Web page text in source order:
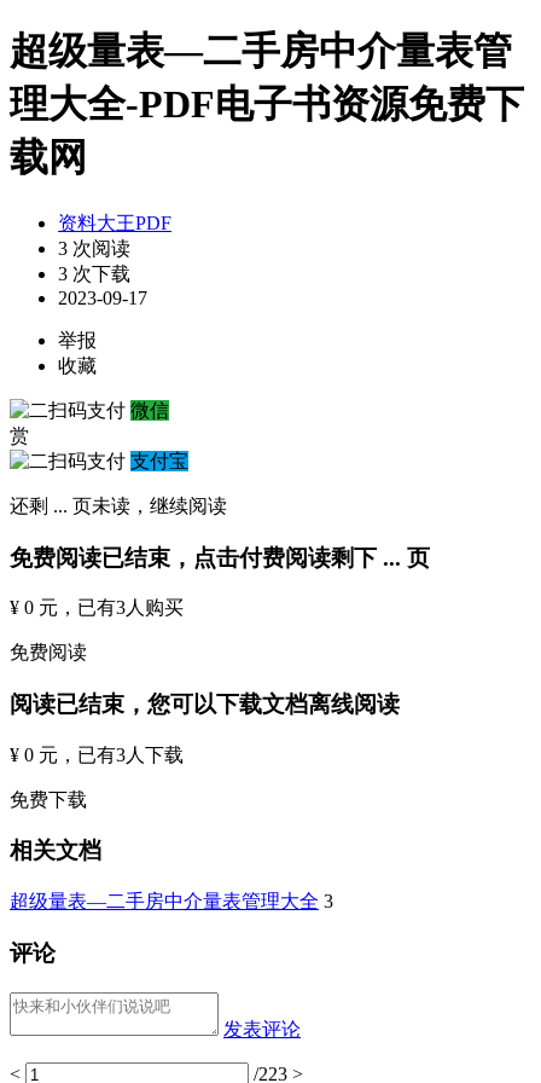
超级量表—二手房中介量表管
理大全-PDF电子书资源免费下
载网
资料大王PDF
3 次阅读
3 次下载
2023-09-17
举报
收藏
微信
赏
支付宝
还剩 ... 页未读， 继续阅读
免费阅读已结束，点击付费阅读剩下 ... 页
¥ 0 元 ，已有3人购买
免费阅读
阅读已结束，您可以下载文档离线阅读
¥ 0 元 ，已有3人下载
免费下载
相关文档
超级量表—二手房中介量表管理大全 3
评论
发表评论
< /223 >